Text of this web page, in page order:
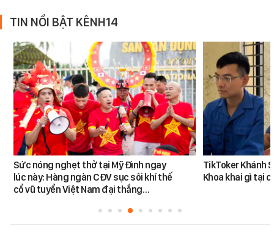
TIN NỔI BẬT KÊNH14
Sức nóng nghẹt thở tại Mỹ Đình ngay
lúc này: Hàng ngàn CĐV sục sôi khí thế
cổ vũ tuyển Việt Nam đại thắng…
TikToker Khánh
Khoa khai gì tại